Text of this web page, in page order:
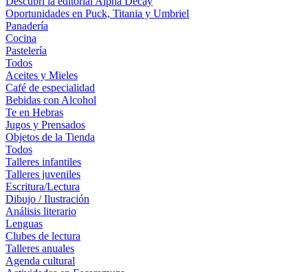
Oportunidades en Puck, Titania y Umbriel
Panadería
Cocina
Pastelería
Todos
Aceites y Mieles
Café de especialidad
Bebidas con Alcohol
Te en Hebras
Jugos y Prensados
Objetos de la Tienda
Todos
Talleres infantiles
Talleres juveniles
Escritura/Lectura
Dibujo / Ilustración
Análisis literario
Lenguas
Clubes de lectura
Talleres anuales
Agenda cultural